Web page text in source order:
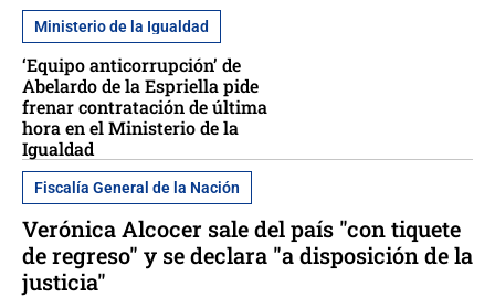
Ministerio de la Igualdad
‘Equipo anticorrupción’ de
Abelardo de la Espriella pide
frenar contratación de última
hora en el Ministerio de la
Igualdad
Fiscalía General de la Nación
Verónica Alcocer sale del país "con tiquete
de regreso" y se declara "a disposición de la
justicia"